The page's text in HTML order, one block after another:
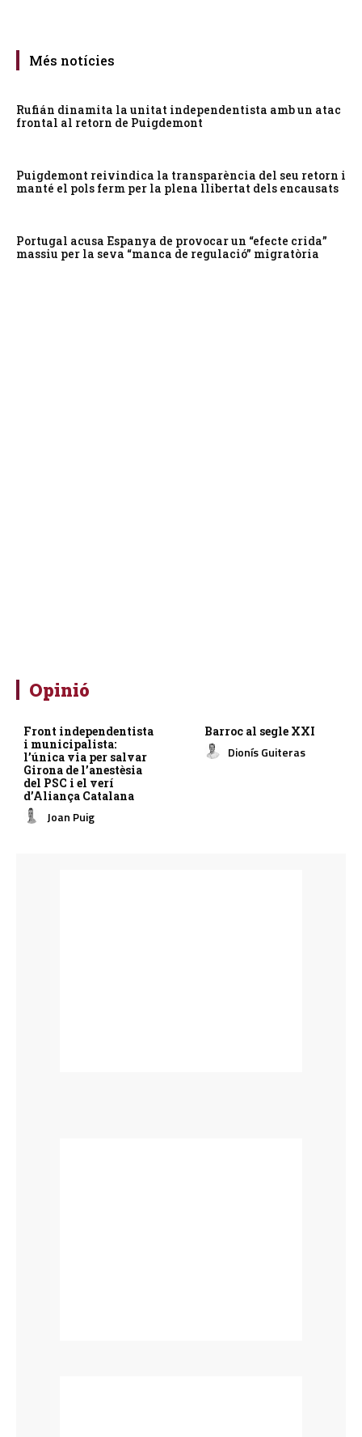
Més notícies
Rufián dinamita la unitat independentista amb un atac
frontal al retorn de Puigdemont
Puigdemont reivindica la transparència del seu retorn i
manté el pols ferm per la plena llibertat dels encausats
Portugal acusa Espanya de provocar un “efecte crida”
massiu per la seva “manca de regulació” migratòria
Opinió
Front independentista
i municipalista:
l’única via per salvar
Girona de l’anestèsia
del PSC i el verí
d’Aliança Catalana
Joan Puig
Barroc al segle XXI
Dionís Guiteras